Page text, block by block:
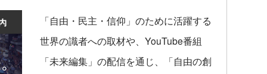
「自由・民主・信仰」のために活躍する
世界の識者への取材や、YouTube番組
「未来編集」の配信を通じ、「自由の創